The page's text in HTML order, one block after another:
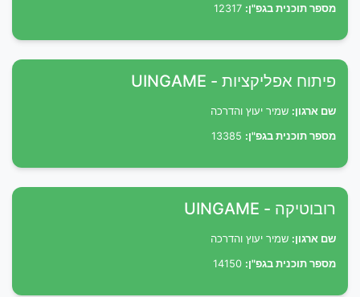
מספר תוכנית בגפ"ן:
פיתוח אפליקציות - UINGAME
שם ארגון: שמיר יעוץ והדרכה
מספר תוכנית בגפ"ן:
רובוטיקה - UINGAME
שם ארגון: שמיר יעוץ והדרכה
מספר תוכנית בגפ"ן: